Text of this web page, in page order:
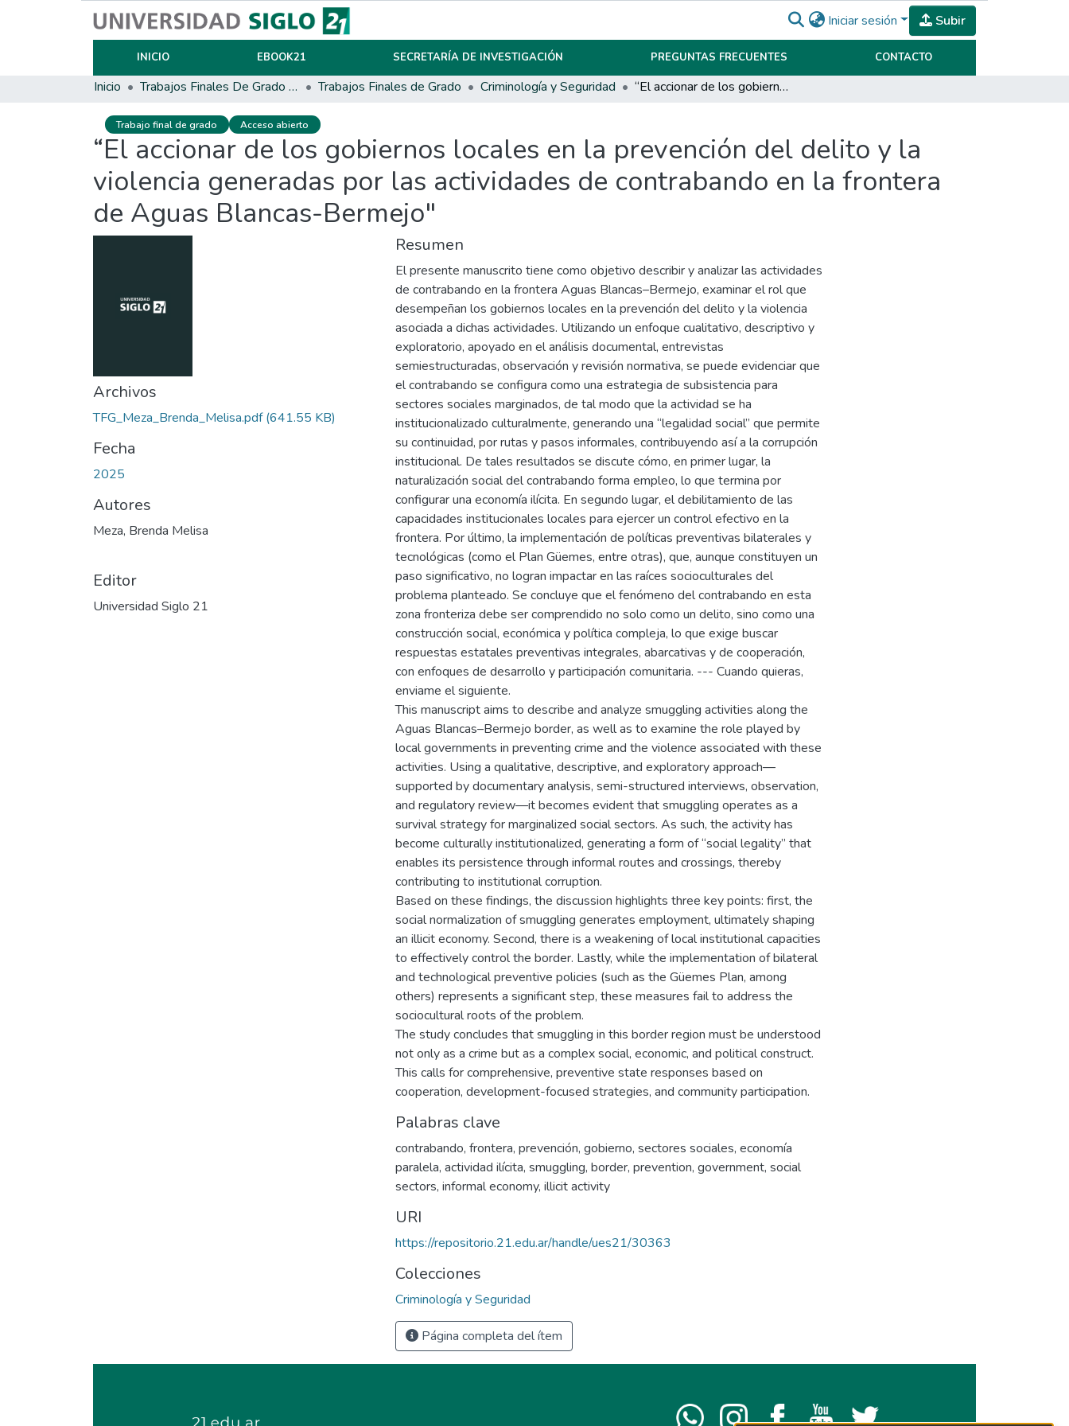
Iniciar sesión Subir
INICIO EBOOK21 SECRETARÍA DE INVESTIGACIÓN PREGUNTAS FRECUENTES CONTACTO
Inicio Trabajos Finales De Grado Y Posgrado Trabajos Finales de Grado Criminología y Seguridad “El accionar de los gobiernos locales en la prevención del delito y la violencia generadas por las actividades de contrabando en la frontera de Aguas Blancas-Bermejo"
Trabajo final de grado Acceso abierto
“El accionar de los gobiernos locales en la prevención del delito y la
violencia generadas por las actividades de contrabando en la frontera
de Aguas Blancas-Bermejo"
Archivos
TFG_Meza_Brenda_Melisa.pdf(641.55 KB)
Fecha
2025
Autores
Meza, Brenda Melisa
Editor
Universidad Siglo 21
Resumen
El presente manuscrito tiene como objetivo describir y analizar las actividades
de contrabando en la frontera Aguas Blancas–Bermejo, examinar el rol que
desempeñan los gobiernos locales en la prevención del delito y la violencia
asociada a dichas actividades. Utilizando un enfoque cualitativo, descriptivo y
exploratorio, apoyado en el análisis documental, entrevistas
semiestructuradas, observación y revisión normativa, se puede evidenciar que
el contrabando se configura como una estrategia de subsistencia para
sectores sociales marginados, de tal modo que la actividad se ha
institucionalizado culturalmente, generando una “legalidad social” que permite
su continuidad, por rutas y pasos informales, contribuyendo así a la corrupción
institucional. De tales resultados se discute cómo, en primer lugar, la
naturalización social del contrabando forma empleo, lo que termina por
configurar una economía ilícita. En segundo lugar, el debilitamiento de las
capacidades institucionales locales para ejercer un control efectivo en la
frontera. Por último, la implementación de políticas preventivas bilaterales y
tecnológicas (como el Plan Güemes, entre otras), que, aunque constituyen un
paso significativo, no logran impactar en las raíces socioculturales del
problema planteado. Se concluye que el fenómeno del contrabando en esta
zona fronteriza debe ser comprendido no solo como un delito, sino como una
construcción social, económica y política compleja, lo que exige buscar
respuestas estatales preventivas integrales, abarcativas y de cooperación,
con enfoques de desarrollo y participación comunitaria. --- Cuando quieras,
enviame el siguiente.
This manuscript aims to describe and analyze smuggling activities along the
Aguas Blancas–Bermejo border, as well as to examine the role played by
local governments in preventing crime and the violence associated with these
activities. Using a qualitative, descriptive, and exploratory approach—
supported by documentary analysis, semi-structured interviews, observation,
and regulatory review—it becomes evident that smuggling operates as a
survival strategy for marginalized social sectors. As such, the activity has
become culturally institutionalized, generating a form of “social legality” that
enables its persistence through informal routes and crossings, thereby
contributing to institutional corruption.
Based on these findings, the discussion highlights three key points: first, the
social normalization of smuggling generates employment, ultimately shaping
an illicit economy. Second, there is a weakening of local institutional capacities
to effectively control the border. Lastly, while the implementation of bilateral
and technological preventive policies (such as the Güemes Plan, among
others) represents a significant step, these measures fail to address the
sociocultural roots of the problem.
The study concludes that smuggling in this border region must be understood
not only as a crime but as a complex social, economic, and political construct.
This calls for comprehensive, preventive state responses based on
cooperation, development-focused strategies, and community participation.
Palabras clave
contrabando, frontera, prevención, gobierno, sectores sociales, economía
paralela, actividad ilícita, smuggling, border, prevention, government, social
sectors, informal economy, illicit activity
URI
https://repositorio.21.edu.ar/handle/ues21/30363
Colecciones
Criminología y Seguridad
Página completa del ítem